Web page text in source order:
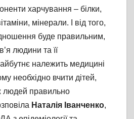
харчування – білки,
мінерали. І від того,
буде правильним,
людини та її
належить медицині
необхідно вчити дітей,
людей правильно
Наталія Іванченко,